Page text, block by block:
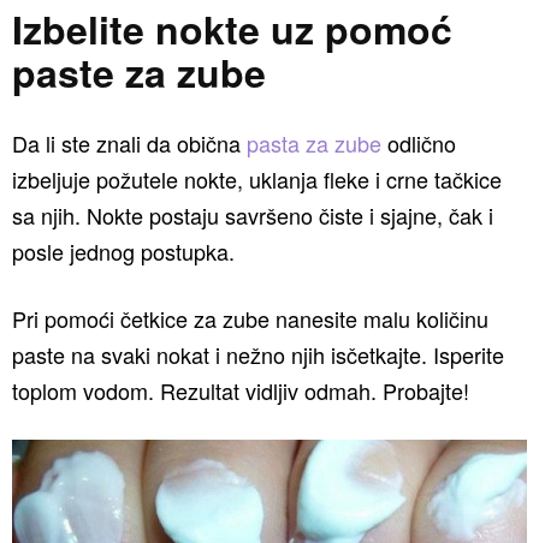
Izbelite nokte uz pomoć
paste za zube
Da li ste znali da obična pasta za zubeodlično
izbeljuje požutele nokte, uklanja fleke i crne tačkice
sa njih. Nokte postaju savršeno čiste i sjajne, čak i
posle jednog postupka.
Pri pomoći četkice za zube nanesite malu količinu
paste na svaki nokat i nežno njih isčetkajte. Isperite
toplom vodom. Rezultat vidljiv odmah. Probajte!